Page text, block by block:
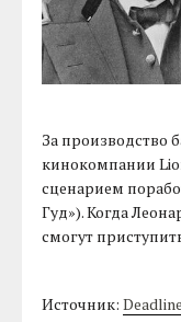
За производство
кинокомпании
сценарием
Гуд»). Когда
смогут
Источник:Deadline